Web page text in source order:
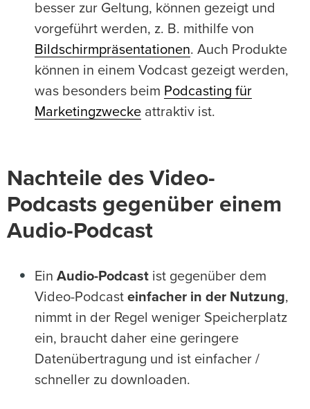
besser zur Geltung, können gezeigt und
vorgeführt werden, z. B. mithilfe von
Bildschirmpräsentationen. Auch Produkte
können in einem Vodcast gezeigt werden,
was besonders beim Podcasting für
Marketingzwecke attraktiv ist.
Nachteile des Video-
Podcasts gegenüber einem
Audio-Podcast
Ein Audio-Podcast ist gegenüber dem
Video-Podcast einfacher in der Nutzung,
nimmt in der Regel weniger Speicherplatz
ein, braucht daher eine geringere
Datenübertragung und ist einfacher /
schneller zu downloaden.